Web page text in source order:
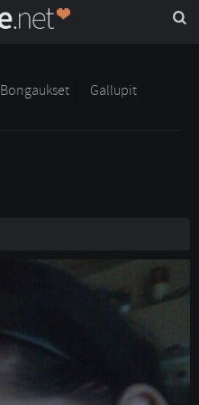
Bongaukset
Gallupit